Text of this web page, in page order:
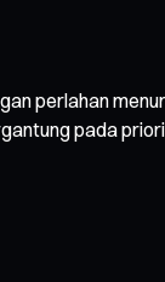
perlahan
pada